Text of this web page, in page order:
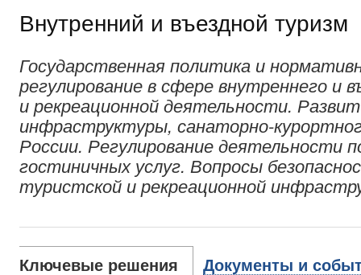
Внутренний и въездной туризм
Государственная политика и
регулирование в сфере внутреннего и
и рекреационной деятельности.
инфраструктуры, санаторно-
России. Регулирование деятельности
гостиничных услуг. Вопросы
туристской и рекреационной
Ключевые решения Документы и